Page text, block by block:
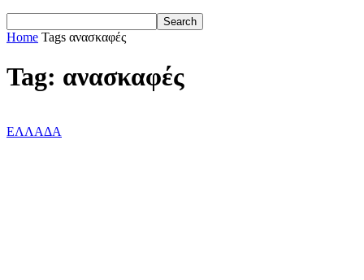
Home Tags ανασκαφές
Tag: ανασκαφές
ΕΛΛΑΔΑ